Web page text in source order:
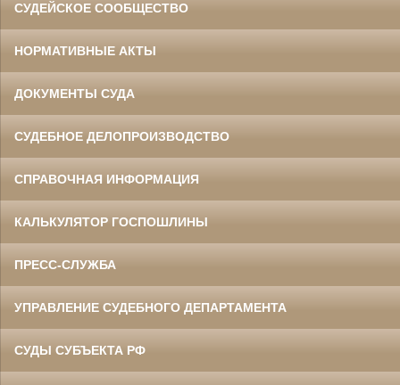
СУДЕЙСКОЕ СООБЩЕСТВО
НОРМАТИВНЫЕ АКТЫ
ДОКУМЕНТЫ СУДА
СУДЕБНОЕ ДЕЛОПРОИЗВОДСТВО
СПРАВОЧНАЯ ИНФОРМАЦИЯ
КАЛЬКУЛЯТОР ГОСПОШЛИНЫ
ПРЕСС-СЛУЖБА
УПРАВЛЕНИЕ СУДЕБНОГО ДЕПАРТАМЕНТА
СУДЫ СУБЪЕКТА РФ